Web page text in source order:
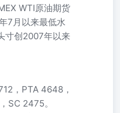
WTI原油期货
7月以来最低水
寸创2007年以来
，PTA 4648，
SC 2475。